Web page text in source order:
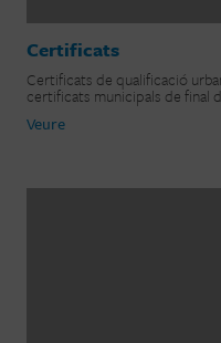
Certificats
Certificats de qualificació
certificats municipals de final
Veure